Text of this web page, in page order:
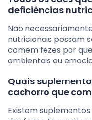
deficiências
Não
nutricionais possam
comem fezes por
ambientais ou
Quais
cachorro que
Existem